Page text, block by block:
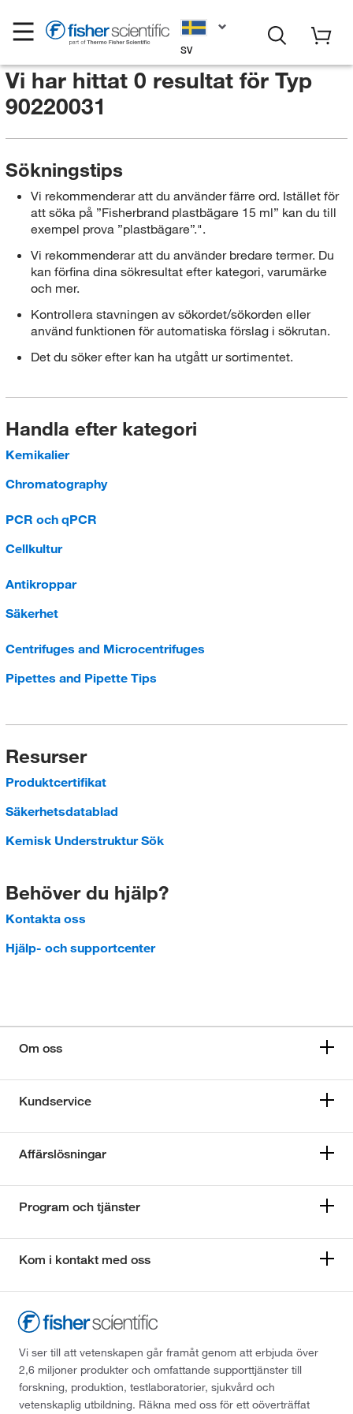
SV
Vi har hittat 0 resultat för Typ
90220031
Sökningstips
Vi rekommenderar att du använder färre ord. Istället för
att söka på ”Fisherbrand plastbägare 15 ml” kan du till
exempel prova ”plastbägare”.".
Vi rekommenderar att du använder bredare termer. Du
kan förfina dina sökresultat efter kategori, varumärke
och mer.
Kontrollera stavningen av sökordet/sökorden eller
använd funktionen för automatiska förslag i sökrutan.
Det du söker efter kan ha utgått ur sortimentet.
Handla efter kategori
Kemikalier
Chromatography
PCR och qPCR
Cellkultur
Antikroppar
Säkerhet
Centrifuges and Microcentrifuges
Pipettes and Pipette Tips
Resurser
Produktcertifikat
Säkerhetsdatablad
Kemisk Understruktur Sök
Behöver du hjälp?
Kontakta oss
Hjälp- och supportcenter
Om oss
Kundservice
Affärslösningar
Program och tjänster
Kom i kontakt med oss
Vi ser till att vetenskapen går framåt genom att erbjuda över
2,6 miljoner produkter och omfattande supporttjänster till
forskning, produktion, testlaboratorier, sjukvård och
vetenskaplig utbildning. Räkna med oss för ett oöverträffat